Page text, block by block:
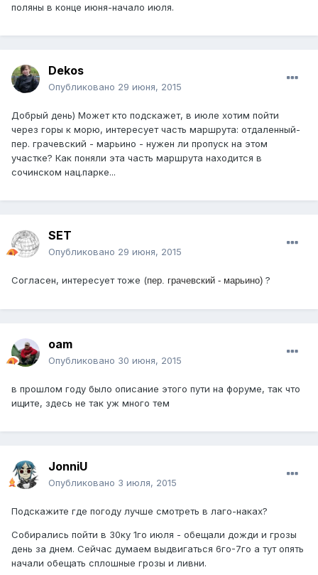
поляны в конце июня-начало июля.
Dekos
Опубликовано 29 июня, 2015
Добрый день) Может кто подскажет, в июле хотим пойти
через горы к морю, интересует часть маршрута: отдаленный-
пер. грачевский - марьино - нужен ли пропуск на этом
участке? Как поняли эта часть маршрута находится в
сочинском нац.парке...
SET
Опубликовано 29 июня, 2015
Согласен, интересует тоже (пер. грачевский - марьино) ?
oam
Опубликовано 30 июня, 2015
в прошлом году было описание этого пути на форуме, так что
ищите, здесь не так уж много тем
JonniU
Опубликовано 3 июля, 2015
Подскажите где погоду лучше смотреть в лаго-наках?
Собирались пойти в 30ку 1го июля - обещали дожди и грозы
день за днем. Сейчас думаем выдвигаться 6го-7го а тут опять
начали обещать сплошные грозы и ливни.